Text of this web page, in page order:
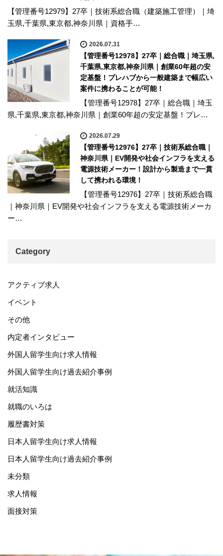
【管理番号12979】27卒｜技術系総合職（建築施工管理）｜埼
玉県,千葉県,東京都,神奈川県｜資格手…
2026.07.31
【管理番号12978】27卒｜総合職｜埼玉県,
千葉県,東京都,神奈川県｜創業60年超の安
定基盤！プレハブから一般建築まで幅広い
案件に携わることが可能！
【管理番号12978】27卒｜総合職｜埼玉
県,千葉県,東京都,神奈川県｜創業60年超の安定基盤！プレ…
2026.07.29
【管理番号12976】27卒｜技術系総合職｜
神奈川県｜EV開発や社会インフラを支える
電源技術メーカー！設計から製造まで一貫
して携われる環境！
【管理番号12976】27卒｜技術系総合職
｜神奈川県｜EV開発や社会インフラを支える電源技術メーカ
ー…
Category
アクティブ求人
イベント
その他
内定者インタビュー
外国人留学生向け求人情報
外国人留学生向け過去紹介事例
就活知識
就職のいろは
履歴書対策
日本人留学生向け求人情報
日本人留学生向け過去紹介事例
未分類
求人情報
面接対策